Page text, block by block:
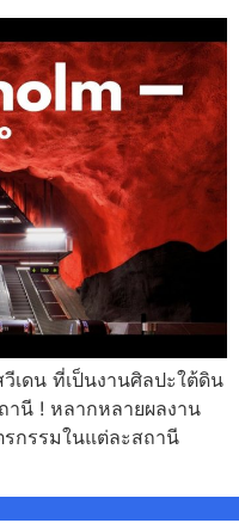
เดน ที่เป็นงานศิลปะใต้ดิน
านี ! หลากหลายผลงาน
กรรมในแต่ละสถานี